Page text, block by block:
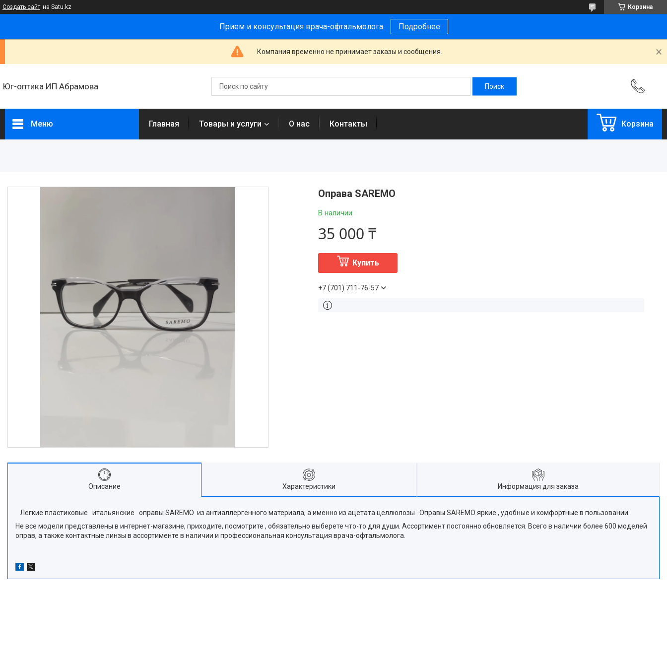
Создать сайт на Satu.kz Корзина
Прием и консультация врача-офтальмолога Подробнее
Компания временно не принимает заказы и сообщения.
Юг-оптика ИП Абрамова
Меню Главная Товары и услуги О нас Контакты Корзина
Оправа SAREMO
В наличии
35 000 ₸
Купить
+7 (701) 711-76-57
Описание Характеристики Информация для заказа
Легкие пластиковые итальянские оправы SAREMO из антиаллергенного материала, а именно из ацетата целлюлозы . Оправы SAREMO яркие , удобные и комфортные в пользовании.
Не все модели представлены в интернет-магазине, приходите, посмотрите , обязательно выберете что-то для души. Ассортимент постоянно обновляется. Всего в наличии более 600 моделей
оправ, а также контактные линзы в ассортименте в наличии и профессиональная консультация врача-офтальмолога.